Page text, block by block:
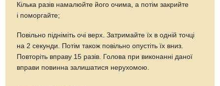
Кілька разів намалюйте його очима, а потім закрийте
і поморгайте;
Повільно підніміть очі верх. Затримайте їх в одній точці
на 2 секунди. Потім також повільно опустіть їх вниз.
Повторіть вправу 15 разів. Голова при виконанні даної
вправи повинна залишатися нерухомою.